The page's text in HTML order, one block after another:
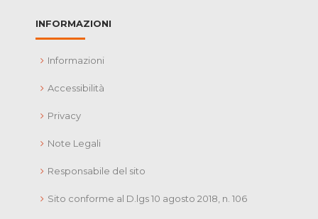
INFORMAZIONI
Informazioni
Accessibilità
Privacy
Note Legali
Responsabile del sito
Sito conforme al D.lgs 10 agosto 2018, n. 106